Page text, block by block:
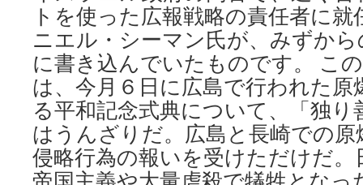
トを使った広報戦略の責任者に
ニエル・シーマン氏が、みずか
に書き込んでいたものです。 こ
は、今月６日に広島で行われた原
る平和記念式典について、「独
はうんざりだ。広島と長崎での原
侵略行為の報いを受けただけだ